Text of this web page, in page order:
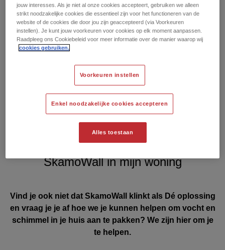
Energieverbruik:Een stabiele binnentemperatuur
voorkomt koude, vochtige muren en vermindert zowel
het risico op schimmel en vermindert het
energieverbruik.
bescherming voor zowel je huis als het binnenklimaat.
SkamoWall in mijn woning
Vind je ook niet dat SkamoWall klinkt als Dé oplossing
en vraag je je af hoe we je kunnen helpen om vocht en
schimmel in je huis aan te pakken? We zijn hier om je
te helpen.
jouw interesses. Als je niet al onze cookies accepteert, gebruiken we alleen
strikt noodzakelijke cookies die essentieel zijn voor het functioneren van de
website of de cookies die door jou zijn geaccepteerd (via Voorkeuren
instellen). Je kunt jouw voorkeuren voor cookies op elk moment aanpassen.
Raadpleeg ons Cookiebeleid voor meer informatie over de manier waarop wij
cookies gebruiken.
Voorkeuren instellen
Enkel noodzakelijke cookies accepteren
Alles toestaan